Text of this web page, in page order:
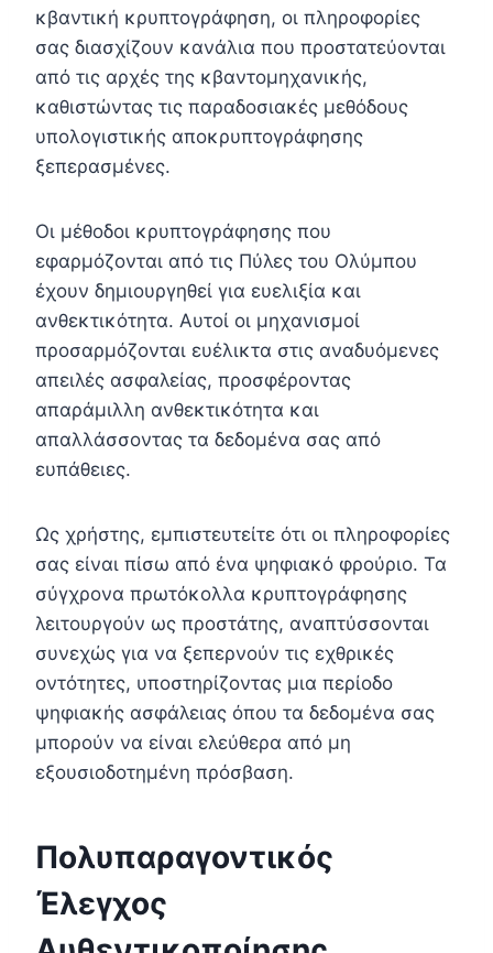
κβαντική κρυπτογράφηση, οι πληροφορίες
σας διασχίζουν κανάλια που προστατεύονται
από τις αρχές της κβαντομηχανικής,
καθιστώντας τις παραδοσιακές μεθόδους
υπολογιστικής αποκρυπτογράφησης
ξεπερασμένες.
Οι μέθοδοι κρυπτογράφησης που
εφαρμόζονται από τις Πύλες του Ολύμπου
έχουν δημιουργηθεί για ευελιξία και
ανθεκτικότητα. Αυτοί οι μηχανισμοί
προσαρμόζονται ευέλικτα στις αναδυόμενες
απειλές ασφαλείας, προσφέροντας
απαράμιλλη ανθεκτικότητα και
απαλλάσσοντας τα δεδομένα σας από
ευπάθειες.
Ως χρήστης, εμπιστευτείτε ότι οι πληροφορίες
σας είναι πίσω από ένα ψηφιακό φρούριο. Τα
σύγχρονα πρωτόκολλα κρυπτογράφησης
λειτουργούν ως προστάτης, αναπτύσσονται
συνεχώς για να ξεπερνούν τις εχθρικές
οντότητες, υποστηρίζοντας μια περίοδο
ψηφιακής ασφάλειας όπου τα δεδομένα σας
μπορούν να είναι ελεύθερα από μη
εξουσιοδοτημένη πρόσβαση.
Πολυπαραγοντικός
Έλεγχος